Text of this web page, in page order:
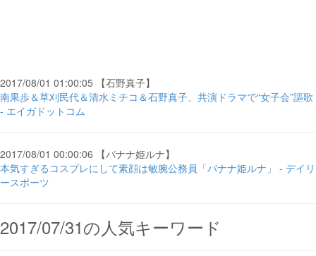
2017/08/01 01:00:05 【石野真子】
南果歩＆草刈民代＆清水ミチコ＆石野真子、共演ドラマで“女子会”謳歌
- エイガドットコム
2017/08/01 00:00:06 【バナナ姫ルナ】
本気すぎるコスプレにして素顔は敏腕公務員「バナナ姫ルナ」 - デイリ
ースポーツ
2017/07/31の人気キーワード